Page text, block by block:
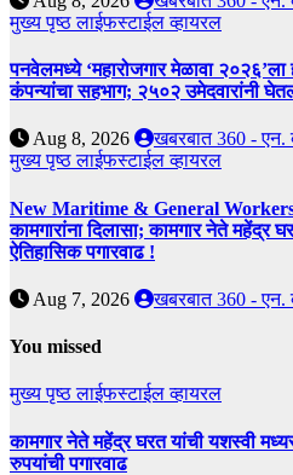
मुख्य पृष्ठलाईफस्टाईलव्हायरल
पनवेलमध्ये ‘महारोजगार मेळावा २०२६’ला
कंपन्यांचा सहभाग; २५०२ उमेदवारांनी
Aug 8, 2026
खबरबात 360 - एन.
मुख्य पृष्ठलाईफस्टाईलव्हायरल
New Maritime & General
कामगारांना दिलासा; कामगार नेते महेंद्र
ऐतिहासिक पगारवाढ !
Aug 7, 2026 खबरबात 360 - एन.
You missed
मुख्य पृष्ठलाईफस्टाईलव्हायरल
कामगार नेते महेंद्र घरत यांची यशस्वी
रुपयांची पगारवाढ